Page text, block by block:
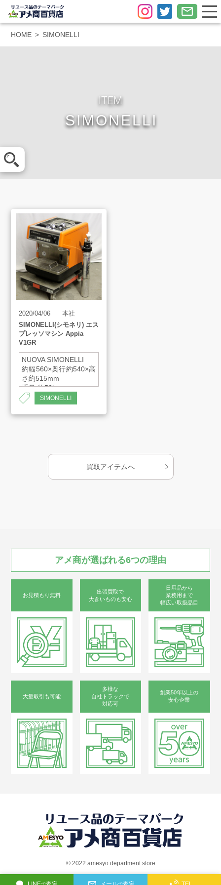
買取方法
買取アイテム
お客様の声
よくあるご質問
スタッフインタビュー
店舗案内
販売のご案内
お問合せ
プライバシーポリシー
古物営業法に基づく表示
サイトマップ
HOME SIMONELLI
ITEM
SIMONELLI
2020/04/06
本社
SIMONELLI(シモネリ) エス
プレッソマシン Appia
V1GR
NUOVA SIMONELLI
約幅560×奥行約540×高
さ約515mm
重量 約50kg
SIMONELLI
買取アイテムへ
アメ商が選ばれる6つの理由
お見積もり無料
出張買取で
大きいものも安心
日用品から
業務用まで
幅広い取扱品目
大量取引も可能
多様な
自社トラックで
対応可
創業50年以上の
安心企業
©︎ 2022 amesyo department store